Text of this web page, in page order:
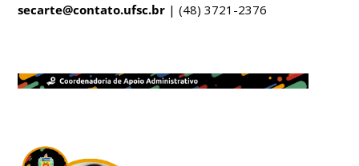
secarte@contato.ufsc.br | (48) 3721-2376